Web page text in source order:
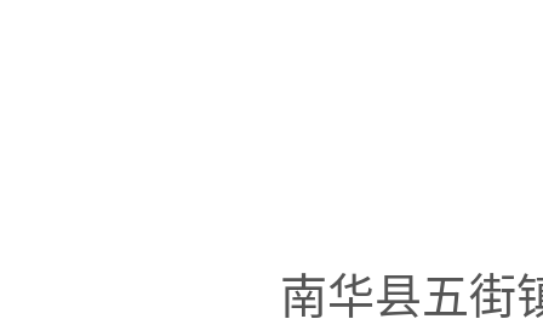
南华县五街